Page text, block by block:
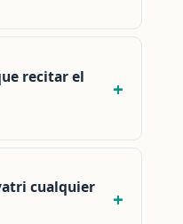
recitar el
cualquier